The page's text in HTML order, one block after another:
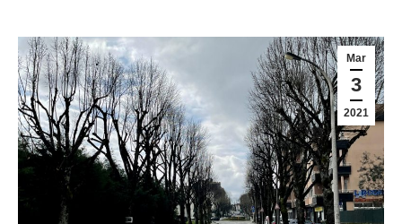
Mar
3
2021